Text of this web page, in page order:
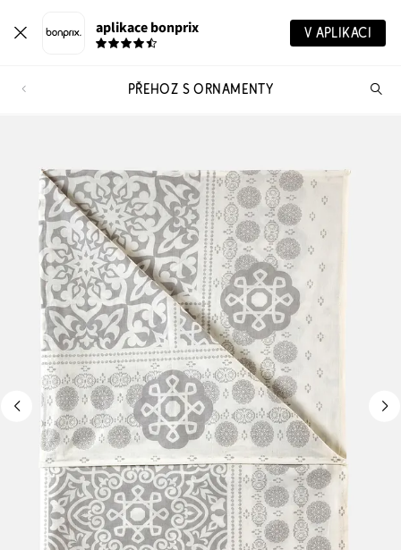
aplikace bonprix V APLIKACI
PŘEHOZ S ORNAMENTY